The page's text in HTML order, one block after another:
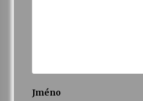
Jméno